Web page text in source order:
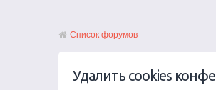
Список форумов
Удалить cookies